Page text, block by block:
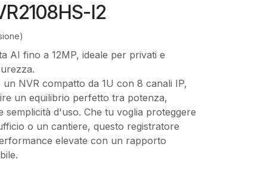
I2
AI fino a 12MP, ideale per privati e
un NVR compatto da 1U con 8 canali IP,
un equilibrio perfetto tra potenza,
semplicità d'uso. Che tu voglia proteggere
o un cantiere, questo registratore
elevate con un rapporto